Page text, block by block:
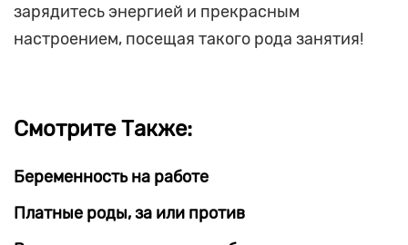
зарядитесь энергией и прекрасным
настроением, посещая такого рода занятия!
Смотрите Также:
Беременность на работе
Платные роды, за или против